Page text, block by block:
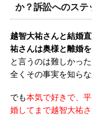
か？訴訟へのステ
越智大祐さんと結婚直
祐さんは奥様と離婚
と言うのは難しかっ
全くその事実を知ら
でも本気で好きで、
婚してまで越智大祐